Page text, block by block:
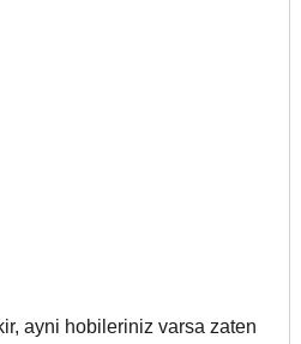
ayni hobileriniz varsa zaten